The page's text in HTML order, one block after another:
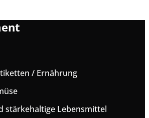
/ Ernährung
stärkehaltige Lebensmittel